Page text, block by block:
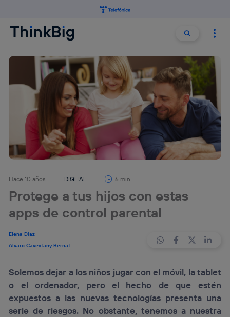
Buscar
Hace 10 años DIGITAL 6 min
Protege a tus hijos con estas
apps de control parental
Elena Díaz
Alvaro Cavestany Bernat
Solemos dejar a los niños jugar con el móvil, la tablet
o el ordenador, pero el hecho de que estén
expuestos a las nuevas tecnologías presenta una
serie de riesgos. No obstante, tenemos a nuestra